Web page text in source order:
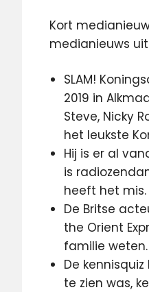
Kort
medianieuws
SLAM!
2019 in
Steve, Nicky
het leukste
Hij is er al
is
heeft het mis.
De Britse
the Orient
familie weten.
De
te zien was,